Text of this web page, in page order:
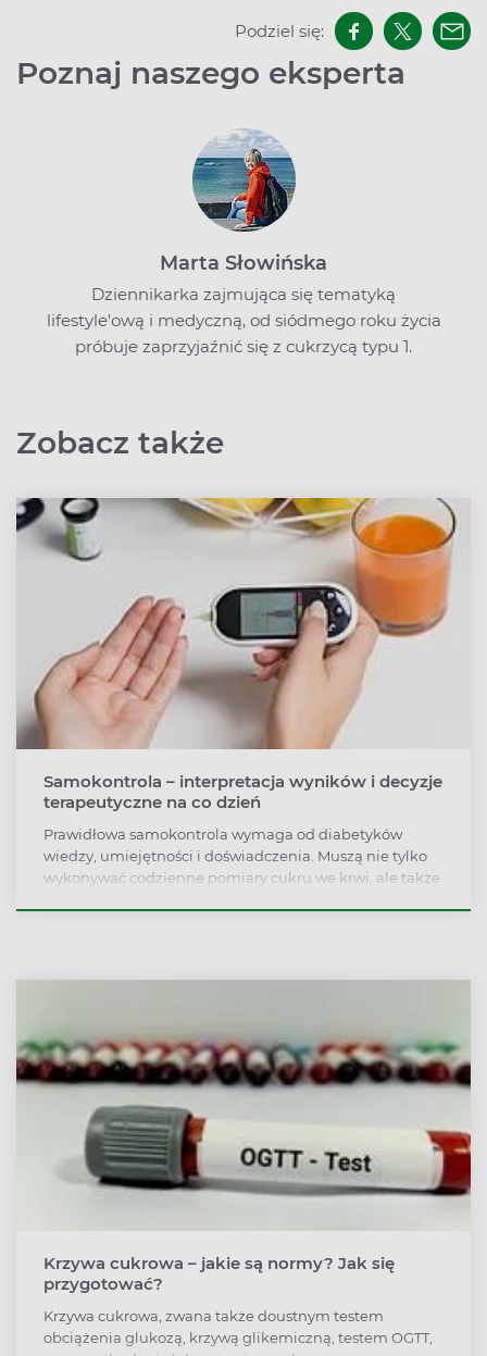
Podziel się:
Poznaj naszego eksperta
Marta Słowińska
Dziennikarka zajmująca się tematyką
lifestyle'ową i medyczną, od siódmego roku życia
próbuje zaprzyjaźnić się z cukrzycą typu 1.
Zobacz także
Samokontrola – interpretacja wyników i decyzje
terapeutyczne na co dzień
Prawidłowa samokontrola wymaga od diabetyków
wiedzy, umiejętności i doświadczenia. Muszą nie tylko
wykonywać codzienne pomiary cukru we krwi, ale także
Krzywa cukrowa – jakie są normy? Jak się
przygotować?
Krzywa cukrowa, zwana także doustnym testem
obciążenia glukozą, krzywą glikemiczną, testem OGTT,